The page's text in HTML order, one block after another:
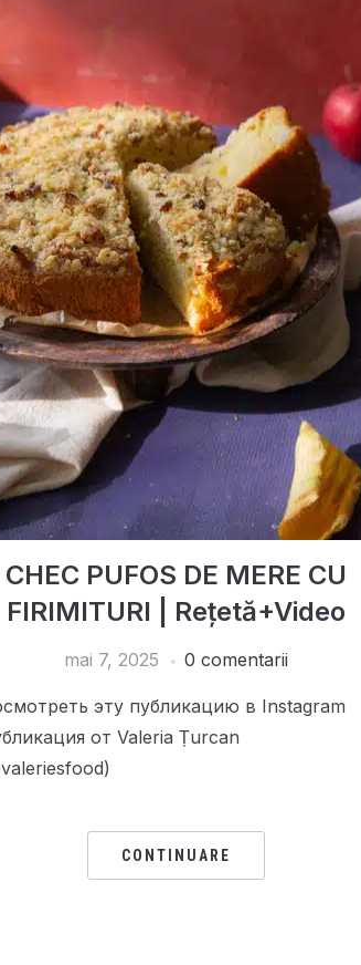
CHEC PUFOS DE MERE CU
FIRIMITURI | Rețetă+Video
mai 7, 2025 0 comentarii
эту публикацию в Instagram
от Valeria Țurcan
CONTINUARE